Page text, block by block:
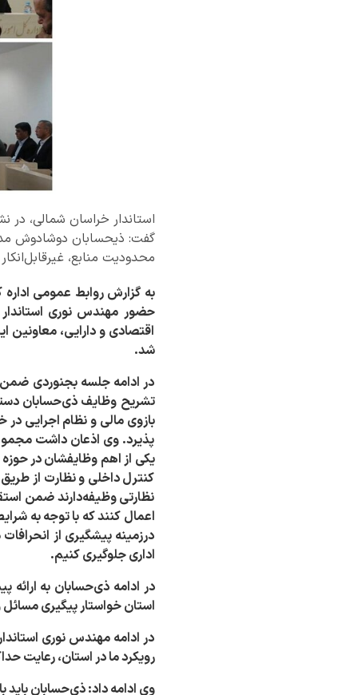
استاندار خراسان شمالی، در
گفت: ذیحسابان دوشادوش
محدودیت منابع،
به گزارش روابط عمومی
حضور مهندس نوری استاندار
اقتصادی و دارایی، معاونین
شد.
در ادامه جلسه بجنوردی
تشریح وظایف ذی‌حسابان
بازوی مالی و نظام اجرایی
پذیرد. وی اذعان داشت
یکی از اهم وظایفشان در
کنترل داخلی و نظارت از
نظارتی وظیفه‌دارند ضمن
اعمال کنند که با توجه به
درزمینه پیشگیری از
اداری جلوگیری کنیم.
در ادامه ذی‌حسابان به ارائه
استان خواستار پیگیری
در ادامه مهندس نوری
رویکرد ما در استان، رعایت
وی ادامه داد: ذی‌حسابان باید